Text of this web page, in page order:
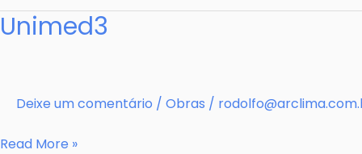
Unimed3
Deixe um comentário / Obras /
Unimed3
Read More »